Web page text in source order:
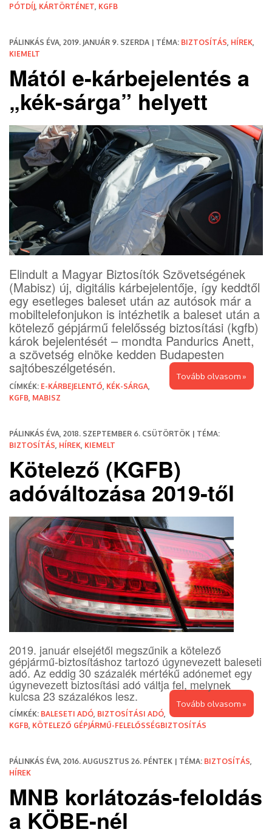
PÓTDÍJ KÁRTÖRTÉNET KGFB
PÁLINKÁS ÉVA, 2019. JANUÁR 9. SZERDA | TÉMA: BIZTOSÍTÁS HÍREK
KIEMELT
Mától e-kárbejelentés a
„kék-sárga” helyett
Elindult a Magyar Biztosítók Szövetségének
(Mabisz) új, digitális kárbejelentője, így keddtől
egy esetleges baleset után az autósok már a
mobiltelefonjukon is intézhetik a baleset után a
kötelező gépjármű felelősség biztosítási (kgfb)
károk bejelentését – mondta Pandurics Anett,
a szövetség elnöke kedden Budapesten
sajtóbeszélgetésén. Tovább olvasom »
CÍMKÉK: E-KÁRBEJELENTŐ, KÉK-SÁRGA,
KGFB, MABISZ
PÁLINKÁS ÉVA, 2018. SZEPTEMBER 6. CSÜTÖRTÖK | TÉMA:
BIZTOSÍTÁS, HÍREK, KIEMELT
Kötelező (KGFB)
adóváltozása 2019-től
2019. január elsejétől megszűnik a kötelező
gépjármű-biztosításhoz tartozó úgynevezett baleseti
adó. Az eddig 30 százalék mértékű adónemet egy
úgynevezett biztosítási adó váltja fel, melynek
kulcsa 23 százalékos lesz. Tovább olvasom »
CÍMKÉK: BALESETI ADÓ, BIZTOSÍTÁSI ADÓ,
KGFB, KÖTELEZŐ GÉPJÁRMŰ-FELELŐSSÉGBIZTOSÍTÁS
PÁLINKÁS ÉVA, 2016. AUGUSZTUS 26. PÉNTEK | TÉMA: BIZTOSÍTÁS,
HÍREK
MNB korlátozás-feloldás
a KÖBE-nél